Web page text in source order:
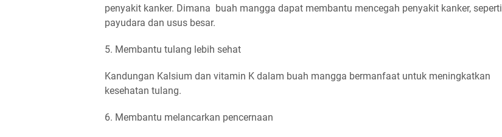
penyakit kanker. Dimana buah mangga dapat membantu mencegah penyakit kanker, seperti
payudara dan usus besar.
5. Membantu tulang lebih sehat
Kandungan Kalsium dan vitamin K dalam buah mangga bermanfaat untuk meningkatkan
kesehatan tulang.
6. Membantu melancarkan pencernaan